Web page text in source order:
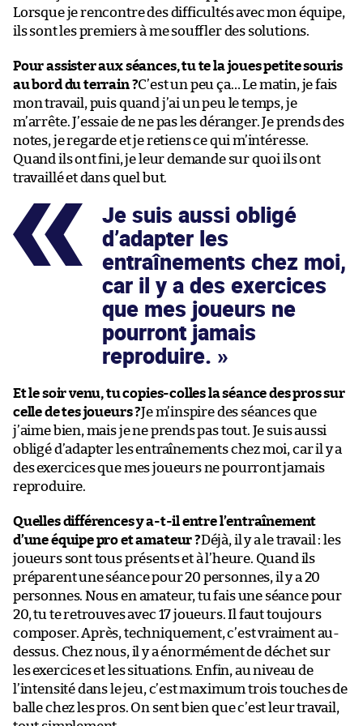
Lorsque je rencontre des difficultés avec mon équipe,
ils sont les premiers à me souffler des solutions.
Pour assister aux séances, tu te la joues petite souris
au bord du terrain ?C’est un peu ça… Le matin, je fais
mon travail, puis quand j’ai un peu le temps, je
m’arrête. J’essaie de ne pas les déranger. Je prends des
notes, je regarde et je retiens ce qui m’intéresse.
Quand ils ont fini, je leur demande sur quoi ils ont
travaillé et dans quel but.
Je suis aussi obligé
d’adapter les
entraînements chez moi,
car il y a des exercices
que mes joueurs ne
pourront jamais
reproduire.
Et le soir venu, tu copies-colles la séance des pros sur
celle de tes joueurs ?Je m’inspire des séances que
j’aime bien, mais je ne prends pas tout. Je suis aussi
obligé d’adapter les entraînements chez moi, car il y a
des exercices que mes joueurs ne pourront jamais
reproduire.
Quelles différences y a-t-il entre l’entraînement
d’une équipe pro et amateur ?Déjà, il y a le travail : les
joueurs sont tous présents et à l’heure. Quand ils
préparent une séance pour 20 personnes, il y a 20
personnes. Nous en amateur, tu fais une séance pour
20, tu te retrouves avec 17 joueurs. Il faut toujours
composer. Après, techniquement, c’est vraiment au-
dessus. Chez nous, il y a énormément de déchet sur
les exercices et les situations. Enfin, au niveau de
l’intensité dans le jeu, c’est maximum trois touches de
balle chez les pros. On sent bien que c’est leur travail,